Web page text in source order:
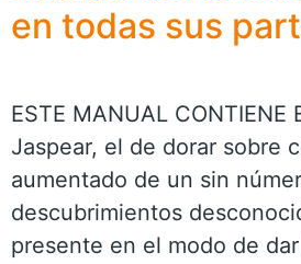
en todas sus
ESTE MANUAL CONTIENE
Jaspear, el de dorar sobre
aumentado de un sin
descubrimientos
presente en el modo de